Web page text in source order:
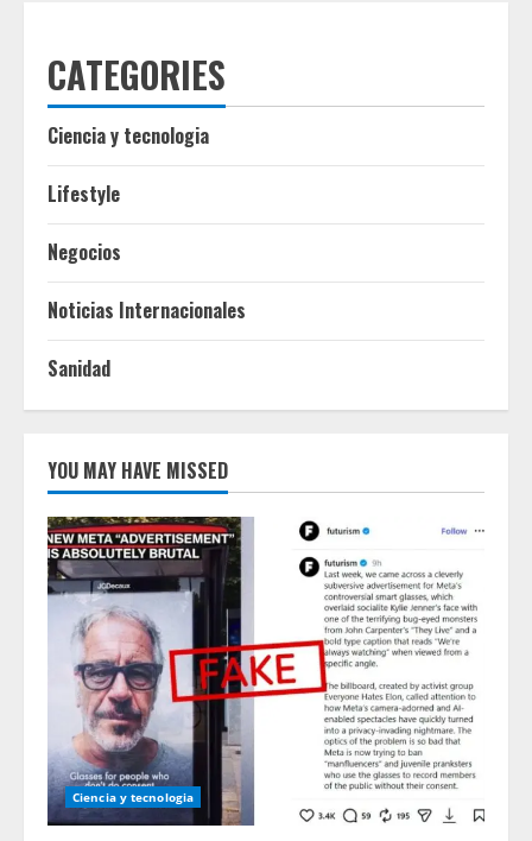
CATEGORIES
Ciencia y tecnologia
Lifestyle
Negocios
Noticias Internacionales
Sanidad
YOU MAY HAVE MISSED
Ciencia y tecnologia